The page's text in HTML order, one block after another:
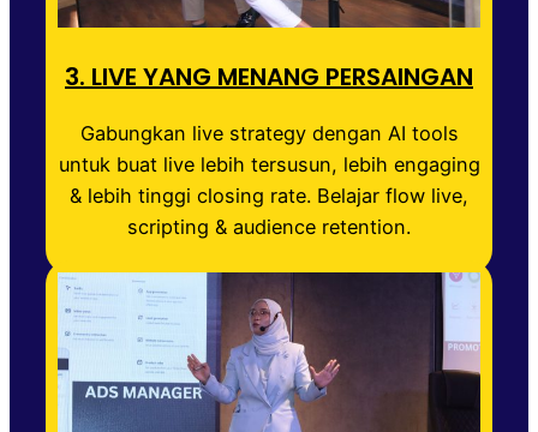
3. LIVE YANG MENANG PERSAINGAN
Gabungkan live strategy dengan AI tools
untuk buat live lebih tersusun, lebih engaging
& lebih tinggi closing rate. Belajar flow live,
scripting & audience retention.